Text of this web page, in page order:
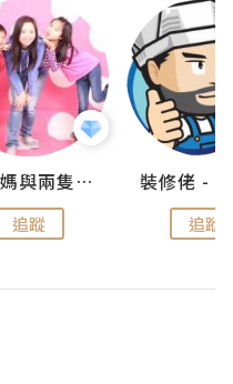
儍媽媽與兩隻小魔怪之家
追蹤 追蹤